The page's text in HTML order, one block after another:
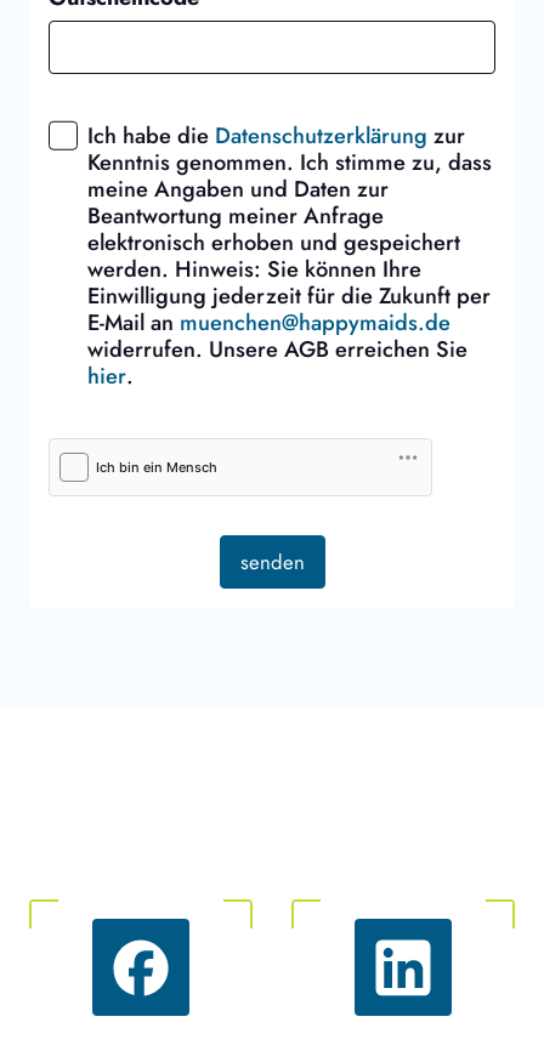
Ich habe die Datenschutzerklärung zur
Kenntnis genommen. Ich stimme zu, dass
meine Angaben und Daten zur
Beantwortung meiner Anfrage
elektronisch erhoben und gespeichert
werden. Hinweis: Sie können Ihre
Einwilligung jederzeit für die Zukunft per
E-Mail an muenchen@happymaids.de
widerrufen. Unsere AGB erreichen Sie
hier.